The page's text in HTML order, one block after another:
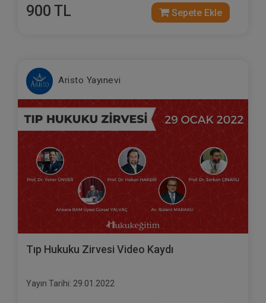
900 TL Sepete Ekle
Aristo Yayınevi
Tıp Hukuku Zirvesi Video Kaydı
Yayın Tarihi: 29.01.2022